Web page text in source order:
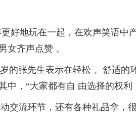
地玩在一起，在欢声笑语中
女齐声点赞 。
张先生表示在轻松 、舒适的
，“大家都有自 由选择的权利
流环节，还有各种礼品拿，